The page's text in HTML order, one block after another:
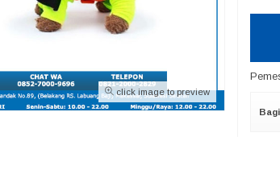
click image to preview